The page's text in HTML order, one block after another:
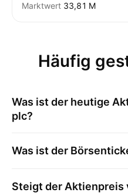
Marktwert ‪33,81 M‬
Häufig
Was ist der heutige
plc?
Was ist der
Steigt der Aktienpreis